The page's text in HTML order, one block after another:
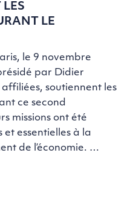
LE
le 9 novembre
par Didier
affiliées, soutiennent les
ce second
missions ont été
essentielles à la
de l’économie. …